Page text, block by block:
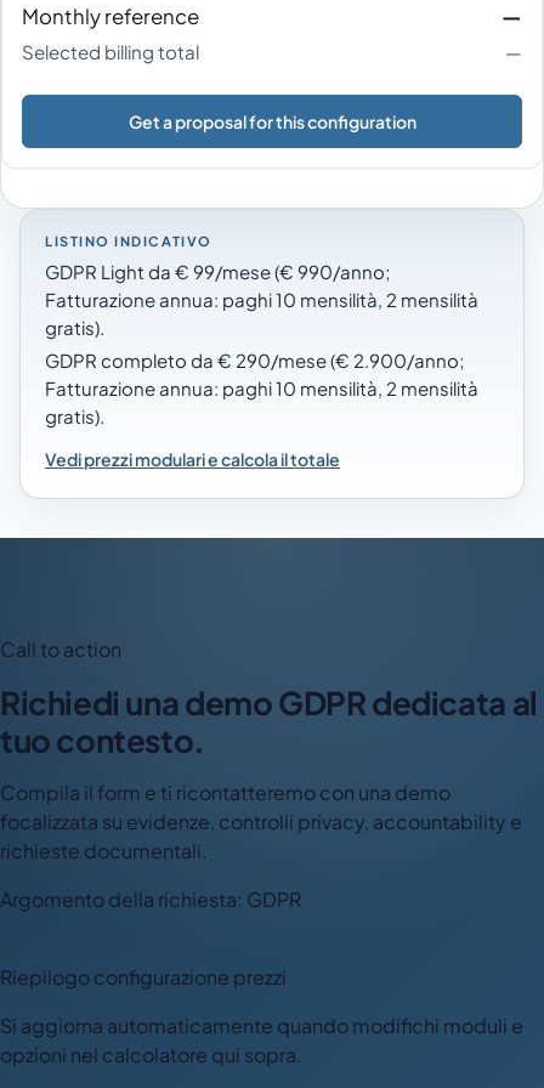
Monthly reference —
Selected billing total —
Get a proposal for this configuration
LISTINO INDICATIVO
GDPR Light da € 99/mese (€ 990/anno;
Fatturazione annua: paghi 10 mensilità, 2 mensilità
gratis).
GDPR completo da € 290/mese (€ 2.900/anno;
Fatturazione annua: paghi 10 mensilità, 2 mensilità
gratis).
Vedi prezzi modulari e calcola il totale
Call to action
Richiedi una demo GDPR dedicata al
tuo contesto.
Compila il form e ti ricontatteremo con una demo
focalizzata su evidenze, controlli privacy, accountability e
richieste documentali.
Argomento della richiesta: GDPR
Riepilogo configurazione prezzi
Si aggiorna automaticamente quando modifichi moduli e
opzioni nel calcolatore qui sopra.